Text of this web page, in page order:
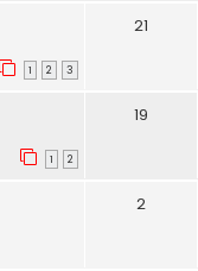
1 2 3
21
1 2
19
2